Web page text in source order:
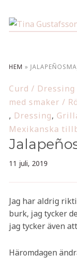
HEM »
Curd /
med smaker /
, Dressing,
Mexikanska
11 juli, 2019
Jag har aldrig
burk, jag tycker
jag tycker även
Häromdagen